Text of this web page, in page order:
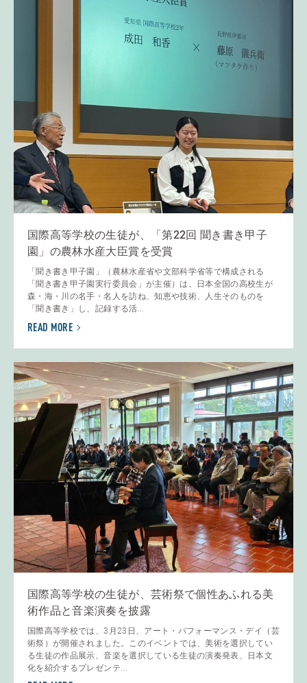
国際高等学校の生徒が、「第22回 聞き書き甲子
園」の農林水産大臣賞を受賞
「聞き書き甲子園」（農林水産省や文部科学省等で構成される
「聞き書き甲子園実行委員会」が主催）は、日本全国の高校生が
森・海・川の名手・名人を訪ね、知恵や技術、人生そのものを
「聞き書き」し、記録する活...
READ MORE
国際高等学校の生徒が、芸術祭で個性あふれる美
術作品と音楽演奏を披露
国際高等学校では、3月23日、アート・パフォーマンス・デイ（芸
術祭）が開催されました。このイベントでは、美術を選択してい
る生徒の作品展示、音楽を選択している生徒の演奏発表、日本文
化を紹介するプレゼンテ...